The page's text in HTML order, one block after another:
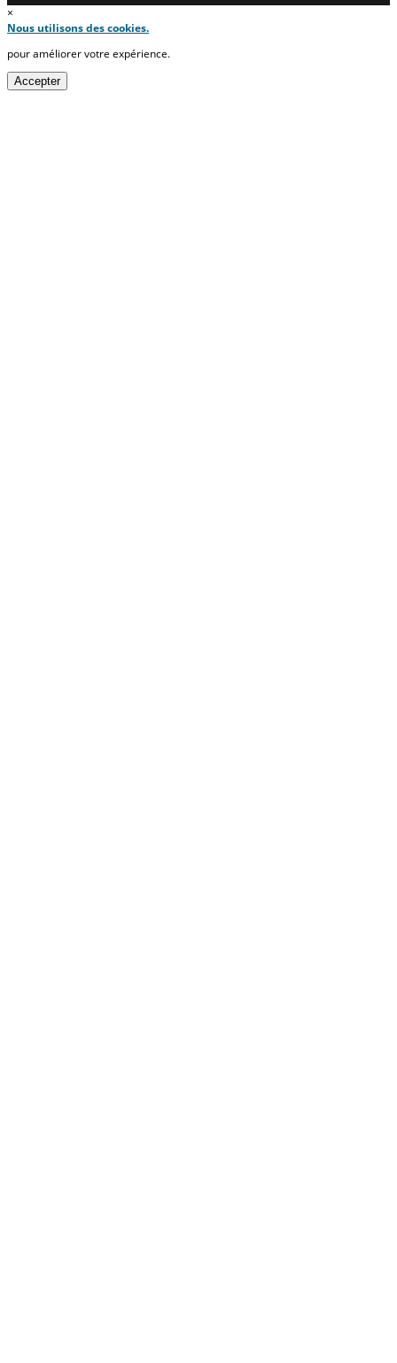
×
Nous utilisons des cookies.
pour améliorer votre expérience.
Accepter